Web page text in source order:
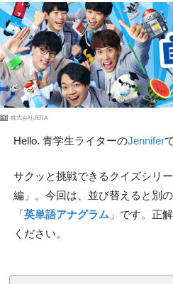
PR 株式会社JERA
Hello. 青学生ライターのJennifer
サクッと挑戦できるクイズシリ
編」。今回は、並び替えると別
「英単語アナグラム 」です。正
ください。